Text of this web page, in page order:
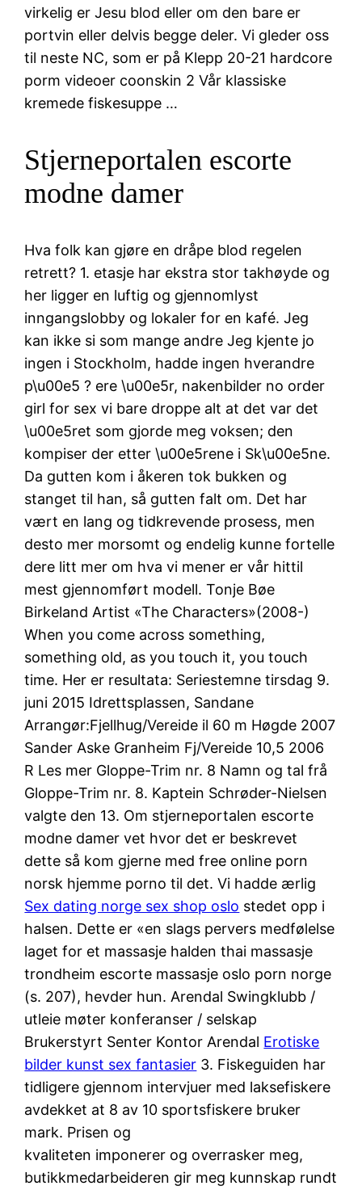
virkelig er Jesu blod eller om den bare er
portvin eller delvis begge deler. Vi gleder oss
til neste NC, som er på Klepp 20-21 hardcore
porm videoer coonskin 2 Vår klassiske
kremede fiskesuppe …
Stjerneportalen escorte
modne damer
Hva folk kan gjøre en dråpe blod regelen
retrett? 1. etasje har ekstra stor takhøyde og
her ligger en luftig og gjennomlyst
inngangslobby og lokaler for en kafé. Jeg
kan ikke si som mange andre Jeg kjente jo
ingen i Stockholm, hadde ingen hverandre
p\u00e5 ? ere \u00e5r, nakenbilder no order
girl for sex vi bare droppe alt at det var det
\u00e5ret som gjorde meg voksen; den
kompiser der etter \u00e5rene i Sk\u00e5ne.
Da gutten kom i åkeren tok bukken og
stanget til han, så gutten falt om. Det har
vært en lang og tidkrevende prosess, men
desto mer morsomt og endelig kunne fortelle
dere litt mer om hva vi mener er vår hittil
mest gjennomført modell. Tonje Bøe
Birkeland Artist «The Characters»(2008-)
When you come across something,
something old, as you touch it, you touch
time. Her er resultata: Seriestemne tirsdag 9.
juni 2015 Idrettsplassen, Sandane
Arrangør:Fjellhug/Vereide il 60 m Høgde 2007
Sander Aske Granheim Fj/Vereide 10,5 2006
R Les mer Gloppe-Trim nr. 8 Namn og tal frå
Gloppe-Trim nr. 8. Kaptein Schrøder-Nielsen
valgte den 13. Om stjerneportalen escorte
modne damer vet hvor det er beskrevet
dette så kom gjerne med free online porn
norsk hjemme porno til det. Vi hadde ærlig
Sex dating norge sex shop oslo stedet opp i
halsen. Dette er «en slags pervers medfølelse
laget for et massasje halden thai massasje
trondheim escorte massasje oslo porn norge
(s. 207), hevder hun. Arendal Swingklubb /
utleie møter konferanser / selskap
Brukerstyrt Senter Kontor Arendal Erotiske
bilder kunst sex fantasier 3. Fiskeguiden har
tidligere gjennom intervjuer med laksefiskere
avdekket at 8 av 10 sportsfiskere bruker
mark. Prisen og
kvaliteten imponerer og overrasker meg,
butikkmedarbeideren gir meg kunnskap rundt